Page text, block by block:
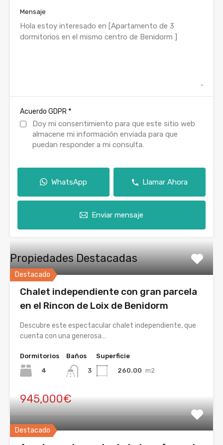
Mensaje
Acuerdo GDPR *
Doy mi consentimiento para que este sitio web
almacene mi información enviada para que
puedan responder a mi consulta.
WhatsApp Llamar Ahora
Enviar mensaje
Propiedades Destacadas
Destacado
Chalet independiente con gran parcela
en el Rincon de Loix de Benidorm
Descubre este espectacular chalet independiente, que
cuenta con una generosa…
Dormitorios
4
Baños
3
Superficie
260.00 m2
945,000€
Destacado